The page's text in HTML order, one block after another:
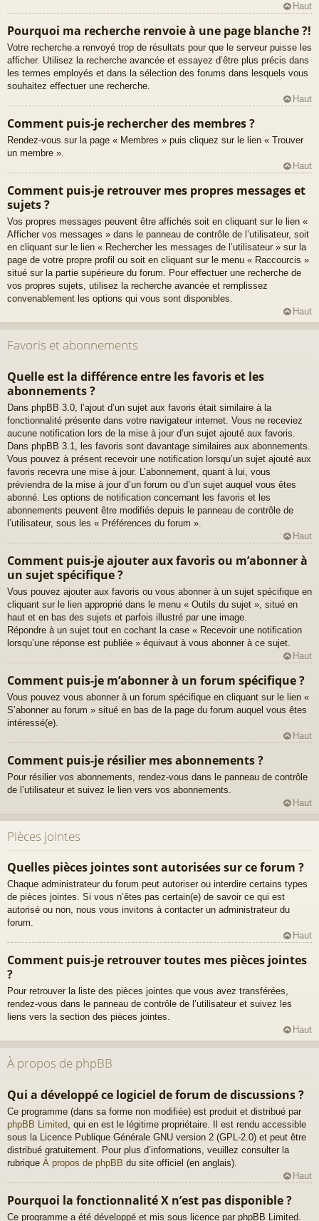
Haut
Pourquoi ma recherche renvoie à une page blanche ?!
Votre recherche a renvoyé trop de résultats pour que le serveur puisse les
afficher. Utilisez la recherche avancée et essayez d’être plus précis dans
les termes employés et dans la sélection des forums dans lesquels vous
souhaitez effectuer une recherche.
Haut
Comment puis-je rechercher des membres ?
Rendez-vous sur la page « Membres » puis cliquez sur le lien « Trouver
un membre ».
Haut
Comment puis-je retrouver mes propres messages et
sujets ?
Vos propres messages peuvent être affichés soit en cliquant sur le lien «
Afficher vos messages » dans le panneau de contrôle de l’utilisateur, soit
en cliquant sur le lien « Rechercher les messages de l’utilisateur » sur la
page de votre propre profil ou soit en cliquant sur le menu « Raccourcis »
situé sur la partie supérieure du forum. Pour effectuer une recherche de
vos propres sujets, utilisez la recherche avancée et remplissez
convenablement les options qui vous sont disponibles.
Haut
Favoris et abonnements
Quelle est la différence entre les favoris et les
abonnements ?
Dans phpBB 3.0, l’ajout d’un sujet aux favoris était similaire à la
fonctionnalité présente dans votre navigateur internet. Vous ne receviez
aucune notification lors de la mise à jour d’un sujet ajouté aux favoris.
Dans phpBB 3.1, les favoris sont davantage similaires aux abonnements.
Vous pouvez à présent recevoir une notification lorsqu’un sujet ajouté aux
favoris recevra une mise à jour. L’abonnement, quant à lui, vous
préviendra de la mise à jour d’un forum ou d’un sujet auquel vous êtes
abonné. Les options de notification concernant les favoris et les
abonnements peuvent être modifiés depuis le panneau de contrôle de
l’utilisateur, sous les « Préférences du forum ».
Haut
Comment puis-je ajouter aux favoris ou m’abonner à
un sujet spécifique ?
Vous pouvez ajouter aux favoris ou vous abonner à un sujet spécifique en
cliquant sur le lien approprié dans le menu « Outils du sujet », situé en
haut et en bas des sujets et parfois illustré par une image.
Répondre à un sujet tout en cochant la case « Recevoir une notification
lorsqu’une réponse est publiée » équivaut à vous abonner à ce sujet.
Haut
Comment puis-je m’abonner à un forum spécifique ?
Vous pouvez vous abonner à un forum spécifique en cliquant sur le lien «
S’abonner au forum » situé en bas de la page du forum auquel vous êtes
intéressé(e).
Haut
Comment puis-je résilier mes abonnements ?
Pour résilier vos abonnements, rendez-vous dans le panneau de contrôle
de l’utilisateur et suivez le lien vers vos abonnements.
Haut
Pièces jointes
Quelles pièces jointes sont autorisées sur ce forum ?
Chaque administrateur du forum peut autoriser ou interdire certains types
de pièces jointes. Si vous n’êtes pas certain(e) de savoir ce qui est
autorisé ou non, nous vous invitons à contacter un administrateur du
forum.
Haut
Comment puis-je retrouver toutes mes pièces jointes
?
Pour retrouver la liste des pièces jointes que vous avez transférées,
rendez-vous dans le panneau de contrôle de l’utilisateur et suivez les
liens vers la section des pièces jointes.
Haut
À propos de phpBB
Qui a développé ce logiciel de forum de discussions ?
Ce programme (dans sa forme non modifiée) est produit et distribué par
phpBB Limited , qui en est le légitime propriétaire. Il est rendu accessible
sous la Licence Publique Générale GNU version 2 (GPL-2.0) et peut être
distribué gratuitement. Pour plus d’informations, veuillez consulter la
rubrique À propos de phpBB du site officiel (en anglais).
Haut
Pourquoi la fonctionnalité X n’est pas disponible ?
Ce programme a été développé et mis sous licence par phpBB Limited.